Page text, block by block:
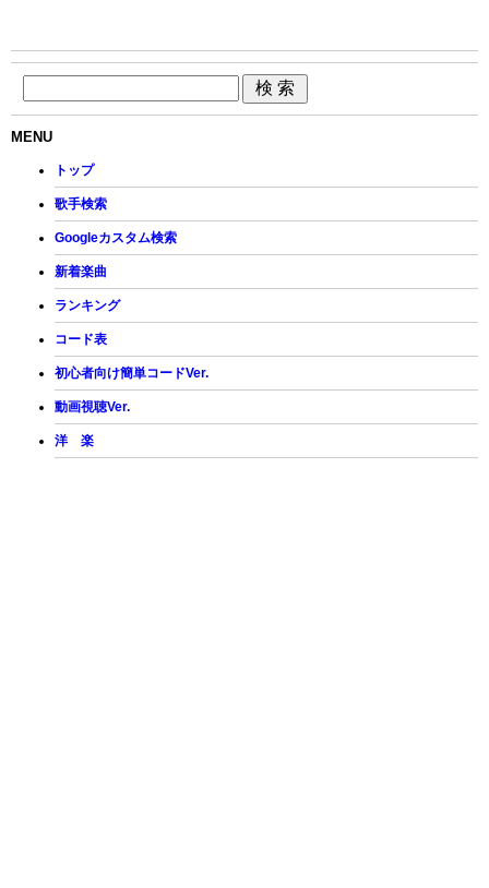
MENU
トップ
歌手検索
Googleカスタム検索
新着楽曲
ランキング
コード表
初心者向け簡単コードVer.
動画視聴Ver.
洋 楽